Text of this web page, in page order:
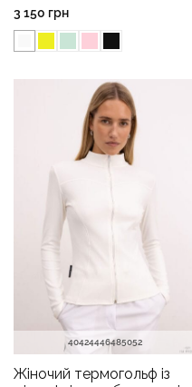
3 150 грн
40424446485052
Жіночий термогольф із